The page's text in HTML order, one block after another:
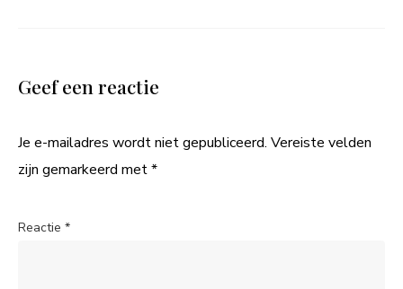
Geef een reactie
Je e-mailadres wordt niet gepubliceerd. Vereiste velden
zijn gemarkeerd met*
Reactie *